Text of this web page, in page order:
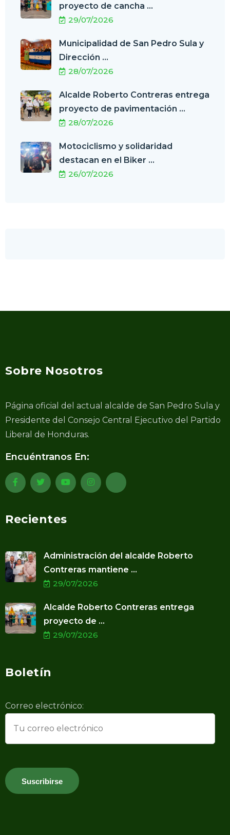
proyecto de cancha ...
29/07/2026
Municipalidad de San Pedro Sula y
Dirección ...
28/07/2026
Alcalde Roberto Contreras entrega
proyecto de pavimentación ...
28/07/2026
Motociclismo y solidaridad
destacan en el Biker ...
26/07/2026
Sobre Nosotros
Página oficial del actual alcalde de San Pedro Sula y
Presidente del Consejo Central Ejecutivo del Partido
Liberal de Honduras.
Encuéntranos En:
Recientes
Administración del alcalde Roberto
Contreras mantiene ...
29/07/2026
Alcalde Roberto Contreras entrega
proyecto de ...
29/07/2026
Boletín
Correo electrónico: